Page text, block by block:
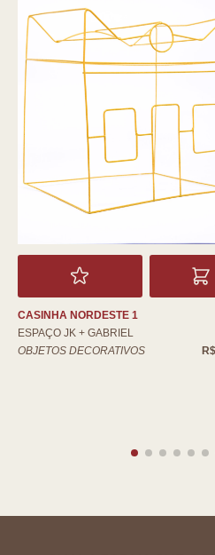
CASINHA NORDESTE 1
ESPAÇO JK + GABRIEL
OBJETOS DECORATIVOS